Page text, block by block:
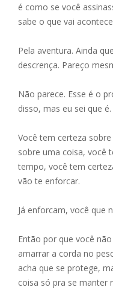
é como se você
sabe o que vai
Pela aventura. Ainda
descrença. Pareço
Não parece. Esse é o
disso, mas eu sei que é.
Você tem certeza
sobre uma coisa, você
tempo, você tem
vão te enforcar.
Já enforcam, você que
Então por que você
amarrar a corda no
acha que se protege,
coisa só pra se manter